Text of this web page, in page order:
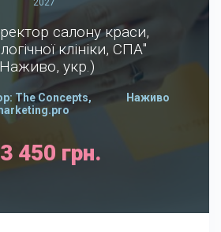
2027
салону краси,
клініки, СПА"
укр.)
The Concepts,
Наживо
450 грн.